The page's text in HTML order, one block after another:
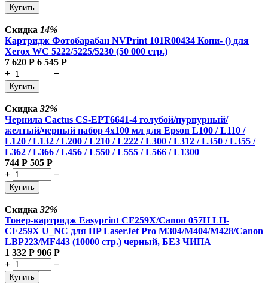
Купить
Скидка 14%
Картридж Фотобарабан NVPrint 101R00434 Копи- () для
Xerox WC 5222/5225/5230 (50 000 стр.)
7 620 Р 6 545 Р
+
−
Купить
Скидка 32%
Чернила Cactus CS-EPT6641-4 голубой/пурпурный/
желтый/черный набор 4x100 мл для Epson L100 / L110 /
L120 / L132 / L200 / L210 / L222 / L300 / L312 / L350 / L355 /
L362 / L366 / L456 / L550 / L555 / L566 / L1300
744 Р 505 Р
+
−
Купить
Скидка 32%
Тонер-картридж Easyprint CF259X/Canon 057H LH-
CF259X U_NC для HP LaserJet Pro M304/M404/M428/Canon
LBP223/MF443 (10000 стр.) черный, БЕЗ ЧИПА
1 332 Р 906 Р
+
−
Купить